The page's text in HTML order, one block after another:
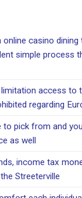
casino dining
simple process
access to
regarding
to pick from and
as well
income tax
Streeterville